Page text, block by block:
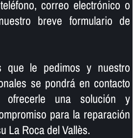
correo electrónico o
breve formulario de
que le pedimos y nuestro
se pondrá en contacto
una solución y
para la reparación
La Roca del Vallès.